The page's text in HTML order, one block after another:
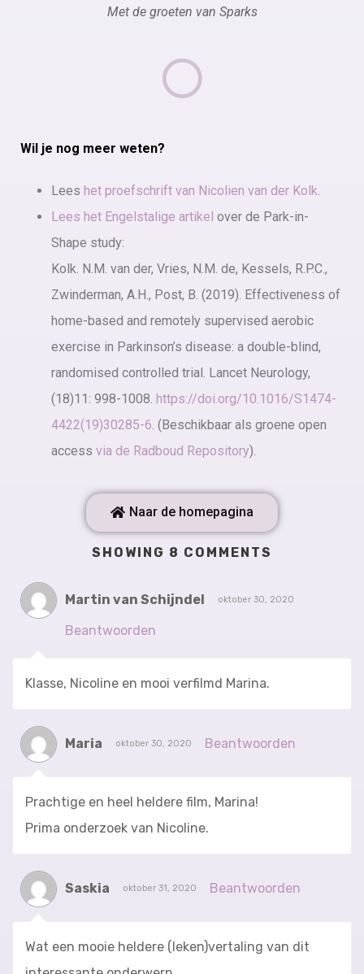
Met de groeten van Sparks
Wil je nog meer weten?
Lees het proefschrift van Nicolien van der Kolk.
Lees het Engelstalige artikel over de Park-in-
Shape study:
Kolk. N.M. van der, Vries, N.M. de, Kessels, R.P.C.,
Zwinderman, A.H., Post, B. (2019). Effectiveness of
home-based and remotely supervised aerobic
exercise in Parkinson’s disease: a double-blind,
randomised controlled trial. Lancet Neurology,
(18)11: 998-1008. https://doi.org/10.1016/S1474-
4422(19)30285-6. (Beschikbaar als groene open
access via de Radboud Repository).
Naar de homepagina
SHOWING 8 COMMENTS
Martin van Schijndel oktober 30, 2020
Beantwoorden
Klasse, Nicoline en mooi verfilmd Marina.
Maria oktober 30, 2020 Beantwoorden
Prachtige en heel heldere film, Marina!
Prima onderzoek van Nicoline.
Saskia oktober 31, 2020 Beantwoorden
Wat een mooie heldere (leken)vertaling van dit